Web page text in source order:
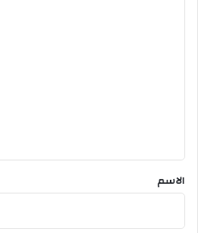
*
الاسم